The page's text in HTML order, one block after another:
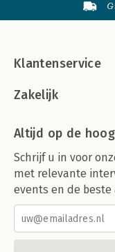
Klantenservice
Zakelijk
Altijd op de
Schrijf u in voor
met relevante
events en de beste